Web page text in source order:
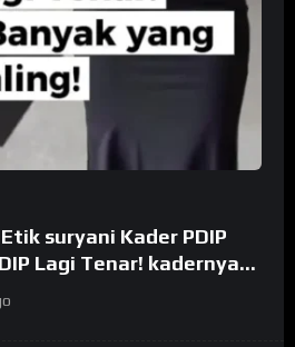
suryani Kader PDIP
Lagi Tenar! kadernya